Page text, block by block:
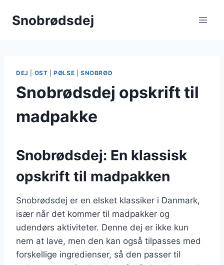
Snobrødsdej
DEJ OST |PØLSE SNOBRØD
Snobrødsdej opskrift til
madpakke
Snobrødsdej: En klassisk
opskrift til madpakken
Snobrødsdej er en elsket klassiker i Danmark,
især når det kommer til madpakker og
udendørs aktiviteter. Denne dej er ikke kun
nem at lave, men den kan også tilpasses med
forskellige ingredienser, så den passer til